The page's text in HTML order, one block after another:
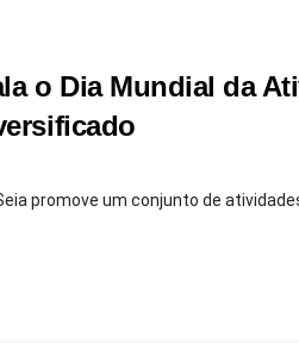
o Dia Mundial da
promove um conjunto de